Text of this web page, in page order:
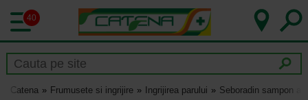
40
Catena Frumusete si ingrijire Ingrijirea parului Seboradin sampon